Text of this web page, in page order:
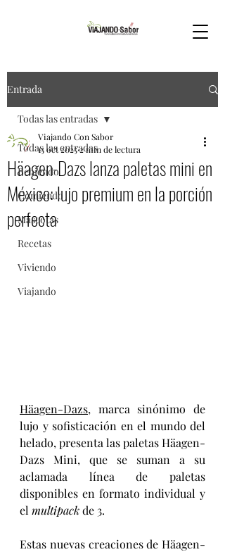
Entrada
Todas las entradas
Bebiendo
Comiendo
Mascotas
Recetas
Viviendo
Viajando
Todas las entradas
Häagen-Dazs lanza paletas mini en
México: lujo premium en la porción
perfecta
Viajando Con Sabor
15 oct 20252 min de lectura
Häagen-Dazs, marca sinónimo de
lujo y sofisticación en el mundo del
helado, presenta las paletas Häagen-
Dazs Mini, que se suman a su
aclamada línea de paletas
disponibles en formato individual y
el multipack de 3.
Estas nuevas creaciones de Häagen-